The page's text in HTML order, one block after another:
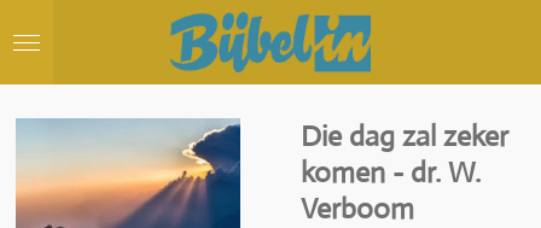
direct
hoofdinhoud
Die dag zal zeker
komen - dr. W.
Verboom